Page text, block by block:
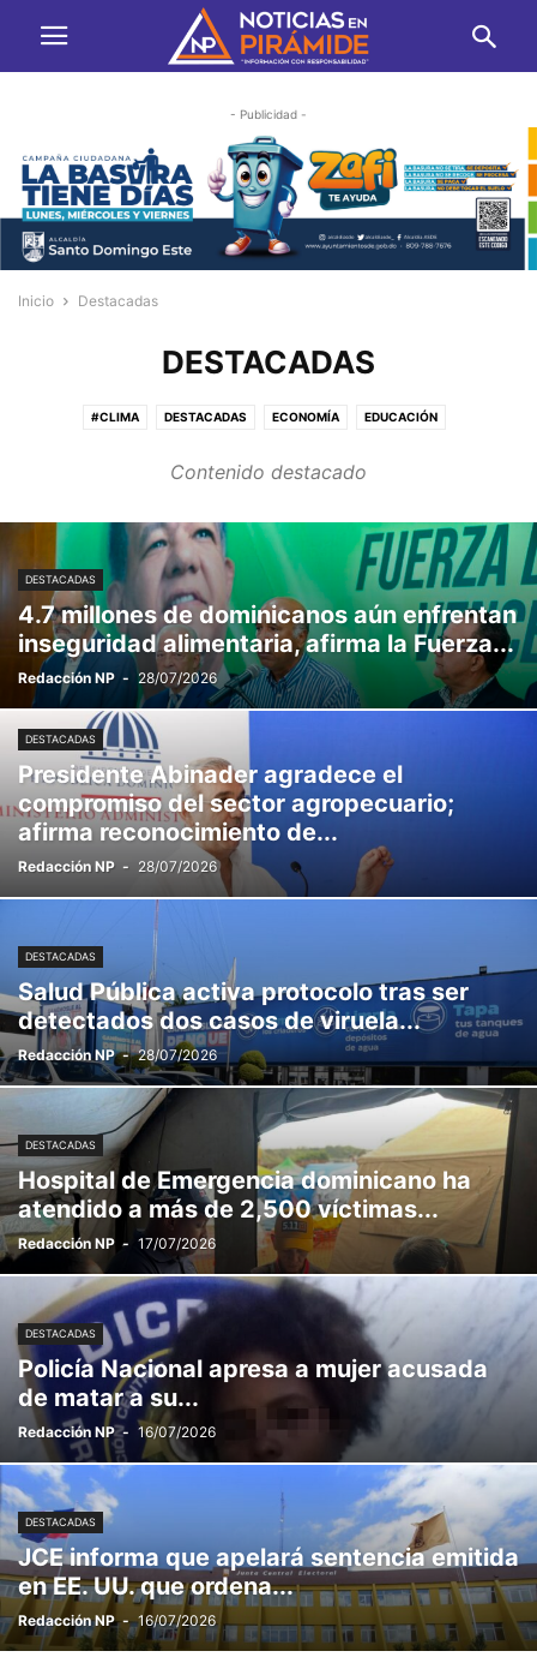
- Publicidad -
Inicio Destacadas
DESTACADAS
#CLIMA DESTACADAS ECONOMÍA EDUCACIÓN
SIN CATEGORÍA TRANSPORTE VIDA & ESTILO
Contenido destacado
DESTACADAS
4.7 millones de dominicanos aún enfrentan
inseguridad alimentaria, afirma la Fuerza...
Redacción NP - 28/07/2026
DESTACADAS
Presidente Abinader agradece el
compromiso del sector agropecuario;
afirma reconocimiento de...
Redacción NP - 28/07/2026
DESTACADAS
Salud Pública activa protocolo tras ser
detectados dos casos de viruela...
Redacción NP - 28/07/2026
DESTACADAS
Hospital de Emergencia dominicano ha
atendido a más de 2,500 víctimas...
Redacción NP - 17/07/2026
DESTACADAS
Policía Nacional apresa a mujer acusada
de matar a su...
Redacción NP - 16/07/2026
DESTACADAS
JCE informa que apelará sentencia emitida
en EE. UU. que ordena...
Redacción NP - 16/07/2026